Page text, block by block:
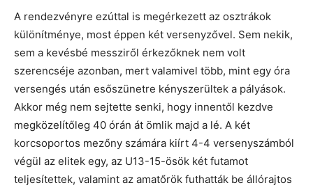
A rendezvényre ezúttal is megérkezett az osztrákok
különítménye, most éppen két versenyzővel. Sem nekik,
sem a kevésbé messziről érkezőknek nem volt
szerencséje azonban, mert valamivel több, mint egy óra
versengés után esőszünetre kényszerültek a pályások.
Akkor még nem sejtette senki, hogy innentől kezdve
megközelítőleg 40 órán át ömlik majd a lé. A két
korcsoportos mezőny számára kiírt 4-4 versenyszámból
végül az elitek egy, az U13-15-ösök két futamot
teljesítettek, valamint az amatőrök futhatták be állórajtos